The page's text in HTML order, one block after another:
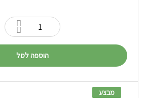
הוספה לסל
מבצע